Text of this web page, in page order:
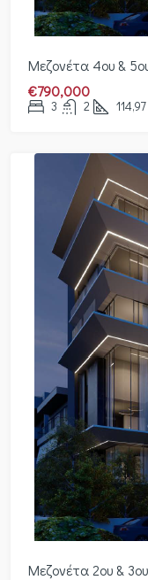
Μεζονέτα 4ου &
€790,000
3 2 114,97
Μεζονέτα 2ου &